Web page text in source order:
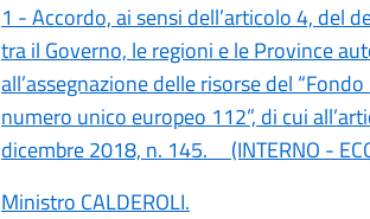
1 - Accordo, ai sensi dell’articolo 4, del
tra il Governo, le regioni e le Province
all’assegnazione delle risorse del
numero unico europeo 112”, di cui
dicembre 2018, n. 145. (INTERNO -
Ministro CALDEROLI.